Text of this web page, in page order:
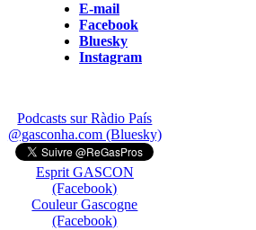
E-mail
Facebook
Bluesky
Instagram
Podcasts sur Ràdio País
@gasconha.com (Bluesky)
Esprit GASCON
(Facebook)
Couleur Gascogne
(Facebook)